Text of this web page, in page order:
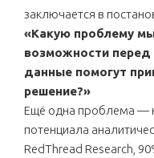
заключается в
«Какую проблему
возможности
данные помогут
решение?»
Ещё одна проблема —
потенциала
RedThread Research,